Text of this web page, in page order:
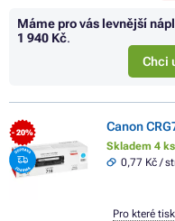
Máme pro vás levnější
1 940 Kč.
Chci
- 20% Canon
Skladem 4 ks
0,77 Kč /
Pro které